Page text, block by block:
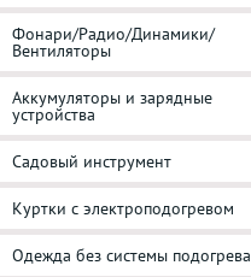
Фонари/Радио/Динамики/
Вентиляторы
Аккумуляторы и зарядные
устройства
Садовый инструмент
Куртки с электроподогревом
Одежда без системы подогрева